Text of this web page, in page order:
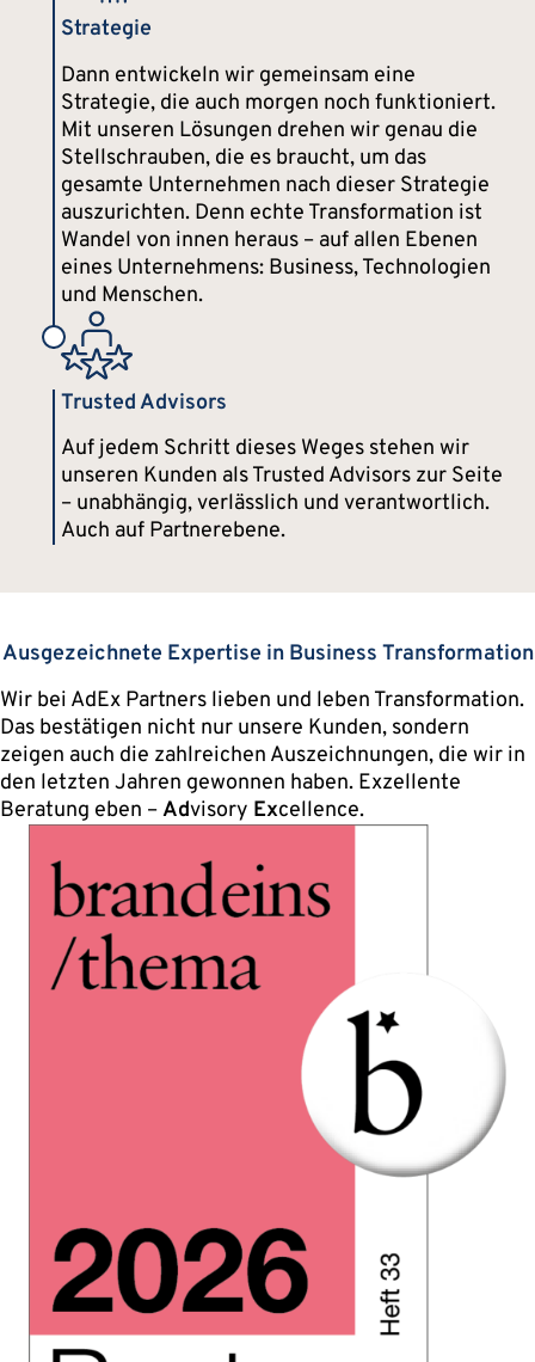
Strategie
Dann entwickeln wir gemeinsam eine
Strategie, die auch morgen noch funktioniert.
Mit unseren Lösungen drehen wir genau die
Stellschrauben, die es braucht, um das
gesamte Unternehmen nach dieser Strategie
auszurichten. Denn echte Transformation ist
Wandel von innen heraus – auf allen Ebenen
eines Unternehmens: Business, Technologien
und Menschen.
Trusted Advisors
Auf jedem Schritt dieses Weges stehen wir
unseren Kunden als Trusted Advisors zur Seite
– unabhängig, verlässlich und verantwortlich.
Auch auf Partnerebene.
Ausgezeichnete Expertise in Business Transformation
Wir bei AdEx Partners lieben und leben Transformation.
Das bestätigen nicht nur unsere Kunden, sondern
zeigen auch die zahlreichen Auszeichnungen, die wir in
den letzten Jahren gewonnen haben. Exzellente
Beratung eben –Advisory Excellence.